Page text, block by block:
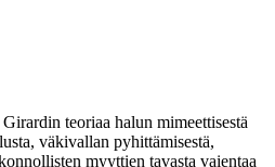
teoriaa halun mimeettisestä
väkivallan pyhittämisestä,
myyttien tavasta vaientaa